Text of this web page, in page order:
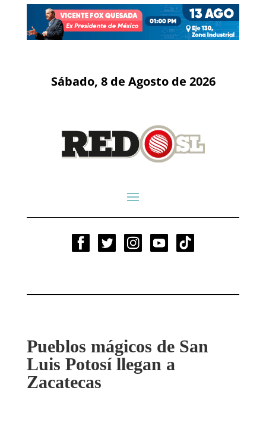
Sábado, 8 de Agosto de 2026
Pueblos mágicos de San
Luis Potosí llegan a
Zacatecas